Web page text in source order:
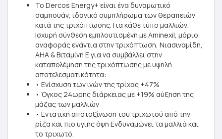
Το Dercos Energy+ είναι ένα δυναμωτικό
σαμπουάν, ιδανικό συμπλήρωμα των θεραπειών
κατά της τριχόπτωσης. Για κάθε τύπο μαλλιών.
Ισχυρή σύνθεση εμπλουτισμένη με Aminexil, μόριο
αναφοράς ενάντια στην τριχόπτωση, Νιασιναμίδη,
AHA & Βιταμίνη Ε για να συμβάλλει στην
καταπολέμηση της τριχόπτωσης με υψηλή
αποτελεσματικότητα:
• Ενίσχυση των ινών της τρίχας +47%
• Όγκος 24ωρης διάρκειας με +19% αύξηση της
μάζας των μαλλιών
• Εντατική αποτοξίνωση του τριχωτού από την
ρίζα και πιο υγιής όψη Ενδυναμώνει τα μαλλιά και
το τριχωτό.